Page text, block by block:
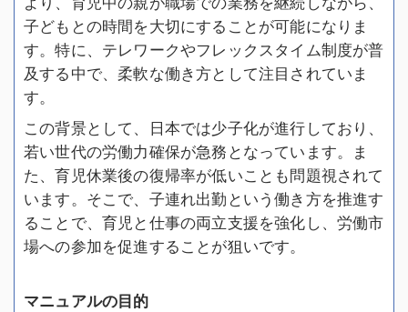
子どもとの時間を大切にすることが可能になりま
す。特に、テレワークやフレックスタイム制度が普
及する中で、柔軟な働き方として注目されていま
す。
この背景として、日本では少子化が進行しており、
若い世代の労働力確保が急務となっています。ま
た、育児休業後の復帰率が低いことも問題視されて
います。そこで、子連れ出勤という働き方を推進す
ることで、育児と仕事の両立支援を強化し、労働市
場への参加を促進することが狙いです。
マニュアルの目的